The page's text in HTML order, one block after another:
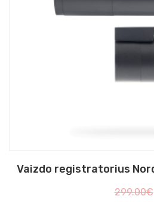
Vaizdo registratorius
299.00€